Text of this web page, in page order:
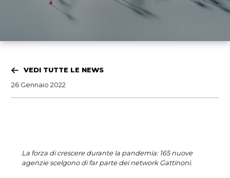
VEDI TUTTE LE NEWS
26 Gennaio 2022
La forza di crescere durante la pandemia: 165 nuove
agenzie scelgono di far parte dei network Gattinoni.